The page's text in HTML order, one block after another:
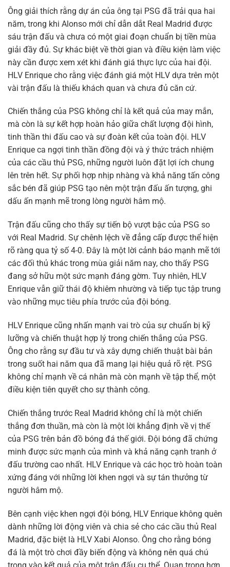
Ông giải thích rằng dự án của ông tại PSG đã trải qua hai
năm, trong khi Alonso mới chỉ dẫn dắt Real Madrid được
sáu trận đấu và chưa có một giai đoạn chuẩn bị tiền mùa
giải đầy đủ. Sự khác biệt về thời gian và điều kiện làm việc
này cần được xem xét khi đánh giá thực lực của hai đội.
HLV Enrique cho rằng việc đánh giá một HLV dựa trên một
vài trận đấu là thiếu khách quan và chưa đủ căn cứ.
Chiến thắng của PSG không chỉ là kết quả của may mắn,
mà còn là sự kết hợp hoàn hảo giữa chất lượng đội hình,
tinh thần thi đấu cao và sự đoàn kết của toàn đội. HLV
Enrique ca ngợi tinh thần đồng đội và ý thức trách nhiệm
của các cầu thủ PSG, những người luôn đặt lợi ích chung
lên trên hết. Sự phối hợp nhịp nhàng và khả năng tấn công
sắc bén đã giúp PSG tạo nên một trận đấu ấn tượng, ghi
dấu ấn mạnh mẽ trong lòng người hâm mộ.
Trận đấu cũng cho thấy sự tiến bộ vượt bậc của PSG so
với Real Madrid. Sự chênh lệch về đẳng cấp được thể hiện
rõ ràng qua tỷ số 4-0. Đây là một lời cảnh báo mạnh mẽ tới
các đối thủ khác trong mùa giải năm nay, cho thấy PSG
đang sở hữu một sức mạnh đáng gờm. Tuy nhiên, HLV
Enrique vẫn giữ thái độ khiêm nhường và tiếp tục tập trung
vào những mục tiêu phía trước của đội bóng.
HLV Enrique cũng nhấn mạnh vai trò của sự chuẩn bị kỹ
lưỡng và chiến thuật hợp lý trong chiến thắng của PSG.
Ông cho rằng sự đầu tư và xây dựng chiến thuật bài bản
trong suốt hai năm qua đã mang lại hiệu quả rõ rệt. PSG
không chỉ mạnh về cá nhân mà còn mạnh về tập thể, một
điều kiện tiên quyết cho sự thành công.
Chiến thắng trước Real Madrid không chỉ là một chiến
thắng đơn thuần, mà còn là một lời khẳng định về vị thế
của PSG trên bản đồ bóng đá thế giới. Đội bóng đã chứng
minh được sức mạnh của mình và khả năng cạnh tranh ở
đấu trường cao nhất. HLV Enrique và các học trò hoàn toàn
xứng đáng với những lời khen ngợi và sự tán thưởng từ
người hâm mộ.
Bên cạnh việc khen ngợi đội bóng, HLV Enrique không quên
dành những lời động viên và chia sẻ cho các cầu thủ Real
Madrid, đặc biệt là HLV Xabi Alonso. Ông cho rằng bóng
đá là một trò chơi đầy biến động và không nên quá chú
trọng vào kết quả của một trận đấu cụ thể. Quan trọng hơn